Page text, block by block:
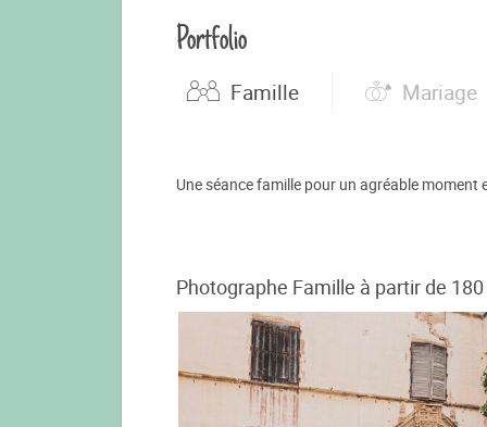
Portfolio
Famille Mariage
Une séance famille pour un agréable
Photographe Famille à partir de